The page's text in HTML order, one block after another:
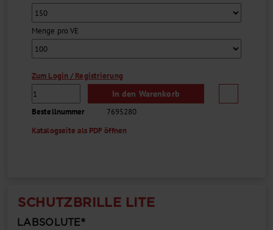
Menge pro VE
Zum Login / Registrierung
In den Warenkorb
Bestellnummer
7695280
Katalogseite als PDF öffnen
SCHUTZBRILLE LITE
LABSOLUTE®